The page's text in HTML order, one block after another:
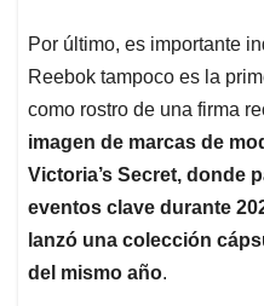
Por último, es importante
Reebok tampoco es la
como rostro de una firma
imagen de marcas de
Victoria’s Secret, donde
eventos clave durante
lanzó una colección
del mismo año.